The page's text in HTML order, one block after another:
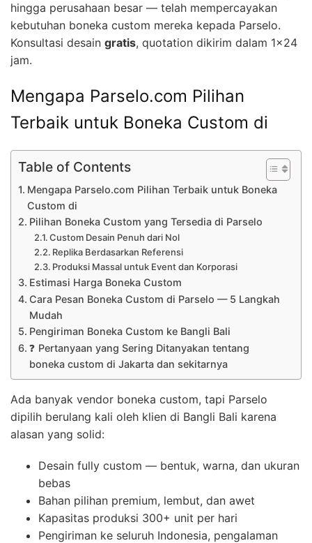
hingga perusahaan besar — telah mempercayakan
kebutuhan boneka custom mereka kepada Parselo.
Konsultasi desain gratis, quotation dikirim dalam 1×24
jam.
Mengapa Parselo.com Pilihan
Terbaik untuk Boneka Custom di
Table of Contents
Mengapa Parselo.com Pilihan Terbaik untuk Boneka
Custom di
Pilihan Boneka Custom yang Tersedia di Parselo
Custom Desain Penuh dari Nol
Replika Berdasarkan Referensi
Produksi Massal untuk Event dan Korporasi
Estimasi Harga Boneka Custom
Cara Pesan Boneka Custom di Parselo — 5 Langkah
Mudah
Pengiriman Boneka Custom ke Bangli Bali
❓ Pertanyaan yang Sering Ditanyakan tentang
boneka custom di Jakarta dan sekitarnya
Ada banyak vendor boneka custom, tapi Parselo
dipilih berulang kali oleh klien di Bangli Bali karena
alasan yang solid:
Desain fully custom — bentuk, warna, dan ukuran
bebas
Bahan pilihan premium, lembut, dan awet
Kapasitas produksi 300+ unit per hari
Pengiriman ke seluruh Indonesia, pengalaman